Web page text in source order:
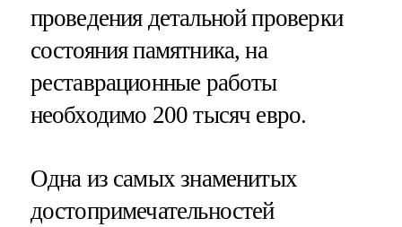
проведения детальной проверки
состояния памятника, на
реставрационные работы
необходимо 200 тысяч евро.
Одна из самых знаменитых
достопримечательностей